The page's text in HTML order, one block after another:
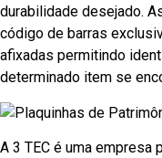
durabilidade desejado.
código de barras
afixadas permitindo
determinado item se
A 3 TEC é uma empresa